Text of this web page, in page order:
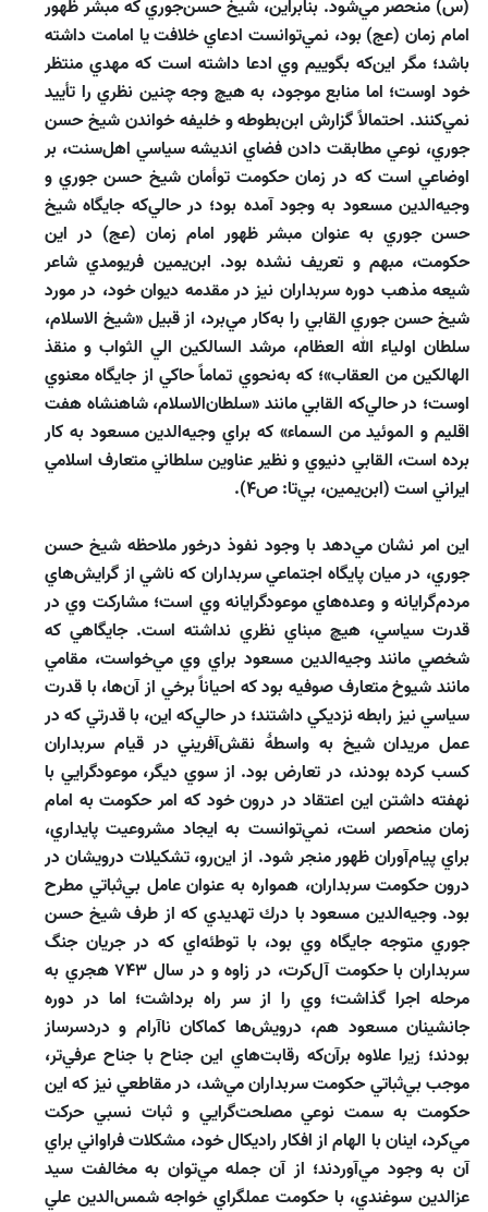
(س) منحصر مي‌شود. بنابراين، شيخ حسن‌جوري كه مبشر ظهور
امام زمان (عج) بود، نمي‌توانست ادعاي خلافت يا امامت داشته
باشد؛ مگر اين‌كه بگوييم وي ادعا داشته است كه مهدي منتظر
خود اوست؛ اما منابع موجود، به‌ هيچ ‌وجه چنين نظري را تأييد
نمي‌كنند. احتمالاً گزارش ابن‌بطوطه و خليفه‌ خواندن شيخ حسن
جوري، نوعي مطابقت‌ دادن فضاي انديشه سياسي اهل‌سنت، بر
اوضاعي است كه در زمان حكومت توأمان شيخ حسن جوري و
وجيه‌الدين مسعود به وجود آمده بود؛ در حالي‌كه جايگاه شيخ
حسن جوري به عنوان مبشر ظهور امام زمان (عج) در اين
حكومت، مبهم و تعريف نشده بود. ابن‌يمين فريومدي شاعر
شيعه مذهب دوره سربداران نيز در مقدمه ديوان خود، در مورد
شيخ حسن جوري القابي را به‌كار مي‌برد، از قبيل «شيخ ‌الاسلام،
سلطان اولياء الله‌ العظام، مرشد السالكين الي الثواب و منقذ
الهالكين من العقاب»؛ كه به‌نحوي تماماً حاكي از جايگاه معنوي
اوست؛ در حالي‌كه القابي مانند «سلطان‌الاسلام، شاهنشاه هفت
اقليم و الموئيد من السماء» كه براي وجيه‌الدين مسعود به كار
برده است، القابي دنيوي و نظير عناوين سلطاني متعارف اسلامي
‌ايراني است (ابن‌يمين، بي‌تا: ص4).
اين امر نشان مي‌دهد با وجود نفوذ درخور ملاحظه شيخ حسن
جوري، در ميان پايگاه اجتماعي سربداران كه ناشي از گرايش‌هاي
مردم‌گرايانه و وعده‌هاي موعودگرايانه وي است؛ مشاركت وي در
قدرت سياسي، هيچ مبناي نظري نداشته است. جايگاهي كه
شخصي مانند وجيه‌الدين مسعود براي وي مي‌خواست، مقامي
مانند شيوخ متعارف صوفيه بود كه احياناً برخي از آن‌ها، با قدرت
سياسي نيز رابطه نزديكي داشتند؛ در حالي‌كه اين، با قدرتي كه در
عمل مريدان شيخ به واسطۀ نقش‌آفريني در قيام سربداران
كسب كرده بودند، در تعارض بود. از سوي‌ ديگر، موعودگرايي با
نهفته ‌داشتن اين اعتقاد در درون خود كه امر حكومت به امام
زمان منحصر است، نمي‌توانست به ايجاد مشروعيت پايداري،
براي پيام‌آوران ظهور منجر شود. از اين‌رو، تشكيلات درويشان در
درون حكومت سربداران، همواره به عنوان عامل بي‌‌ثباتي مطرح
بود. وجيه‌الدين مسعود با درك تهديدي كه از طرف شيخ حسن
جوري متوجه جايگاه وي بود، با توطئه‌اي كه در جريان جنگ
سربداران با حكومت آل‌كرت، در زاوه و در سال 743 هجري به
مرحله اجرا گذاشت؛ وي را از سر راه برداشت؛ اما در دوره
جانشينان مسعود هم، درويش‌ها كماكان ناآرام و دردسرساز
بودند؛ زيرا علاوه ‌برآن‌كه رقابت‌هاي اين جناح با جناح عرفي‌تر،
موجب بي‌ثباتي حكومت سربداران مي‌شد، در مقاطعي نيز كه اين
حكومت به سمت نوعي مصلحت‌گرايي و ثبات نسبي حركت
مي‌كرد، اينان با الهام از افكار راديكال خود، مشكلات فراواني براي
آن به وجود مي‌آوردند؛ از آن جمله مي‌توان به مخالفت سيد
عزالدين سوغندي، با حكومت عملگراي خواجه ‌شمس‌الدين‌ علي